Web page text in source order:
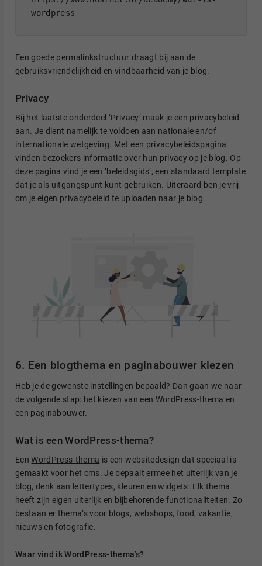
wordpress
Een goede permalinkstructuur draagt bij aan de
gebruiksvriendelijkheid en vindbaarheid van je blog.
Privacy
Bij het laatste onderdeel ‘Privacy’ maak je een privacybeleid
aan. Je dient namelijk te voldoen aan nationale en/of
internationale wetgeving. Met een privacybeleidspagina
vinden bezoekers informatie over hun privacy op je blog. Op
deze pagina vind je een ‘beleidsgids’, een standaard template
dat je als uitgangspunt kunt gebruiken. Uiteraard ben je vrij
om je eigen privacybeleid te uploaden naar je blog.
6. Een blogthema en paginabouwer kiezen
Heb je de gewenste instellingen bepaald? Dan gaan we naar
de volgende stap: het kiezen van een WordPress-thema en
een paginabouwer.
Wat is een WordPress-thema?
EenWordPress-thema is een websitedesign dat speciaal is
gemaakt voor het cms. Je bepaalt ermee het uiterlijk van je
blog, denk aan lettertypes, kleuren en widgets. Elk thema
heeft zijn eigen uiterlijk en bijbehorende functionaliteiten. Zo
bestaan er thema’s voor blogs, webshops, food, vakantie,
nieuws en fotografie.
Waar vind ik WordPress-thema’s?